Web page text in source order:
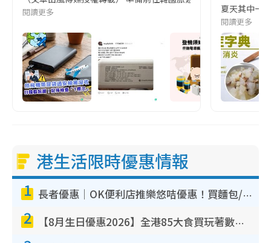
閱讀更多
夏天其中一
閱讀更多
港生活限時優惠情報
1 長者優惠｜OK便利店推樂悠咭優惠！買麵包/牛奶/保健品拍卡即減
2 【8月生日優惠2026】全港85大食買玩著數攻略 自助餐/火鍋放題同行免費＋誠品/DONKI送現金券